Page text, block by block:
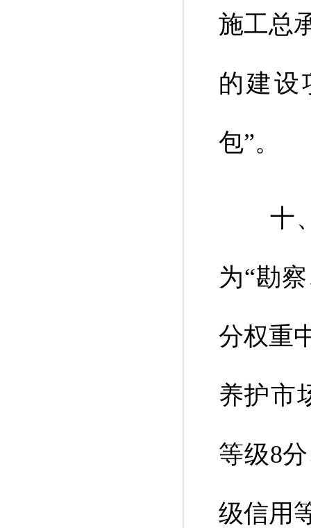
施工总
的建设
包”。
十、
为“勘
分权重
养护市
等级8
级信用